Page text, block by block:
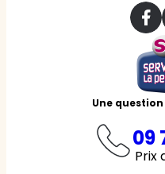
Une
09
Prix